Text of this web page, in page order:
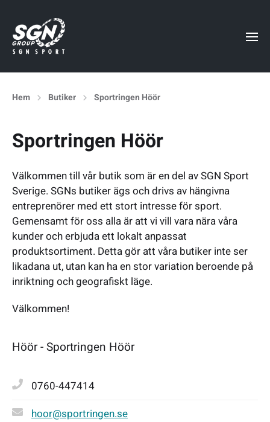
Hem Butiker Sportringen Höör
Sportringen Höör
Välkommen till vår butik som är en del av SGN Sport
Sverige. SGNs butiker ägs och drivs av hängivna
entreprenörer med ett stort intresse för sport.
Gemensamt för oss alla är att vi vill vara nära våra
kunder och erbjuda ett lokalt anpassat
produktsortiment. Detta gör att våra butiker inte ser
likadana ut, utan kan ha en stor variation beroende på
inriktning och geografiskt läge.
Välkommen!
Höör - Sportringen Höör
0760-447414
hoor@sportringen.se